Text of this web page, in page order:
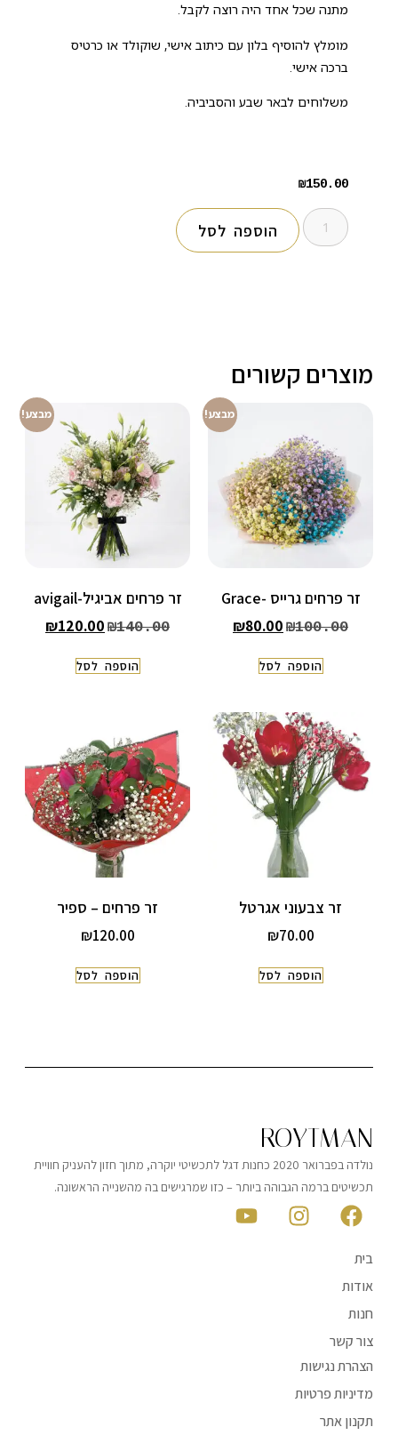
מתנה שכל אחד היה רוצה לקבל.
מומלץ להוסיף בלון עם כיתוב אישי, שוקולד או כרטיס
ברכה אישי.
משלוחים לבאר שבע והסביביה.
₪150.00
הוספה לסל
מוצרים קשורים
מבצע!
זר פרחים גרייס -Grace
₪100.00
₪80.00
הוספה לסל
מבצע!
זר פרחים אביגיל-avigail
₪140.00
₪120.00
הוספה לסל
זר צבעוני אגרטל
₪70.00
הוספה לסל
זר פרחים – ספיר
₪120.00
הוספה לסל
ROYTMAN
נולדה בפברואר 2020 כחנות דגל לתכשיטי יוקרה, מתוך חזון להעניק חוויית
תכשיטים ברמה הגבוהה ביותר – כזו שמרגישים בה מהשנייה הראשונה.
בית
אודות
חנות
צור קשר
הצהרת נגישות
מדיניות פרטיות
תקנון אתר